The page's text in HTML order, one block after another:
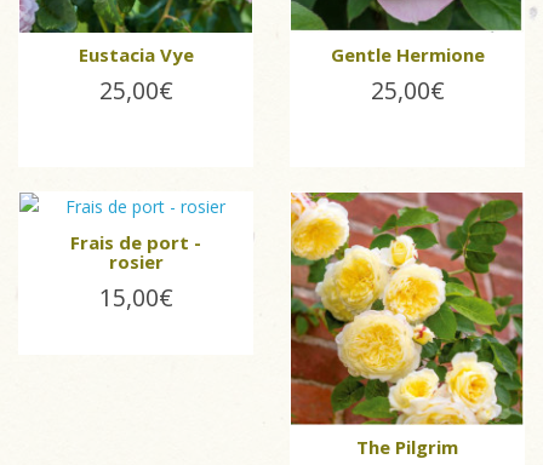
Eustacia Vye
25,00€
Gentle Hermione
25,00€
Frais de port -
rosier
15,00€
The Pilgrim